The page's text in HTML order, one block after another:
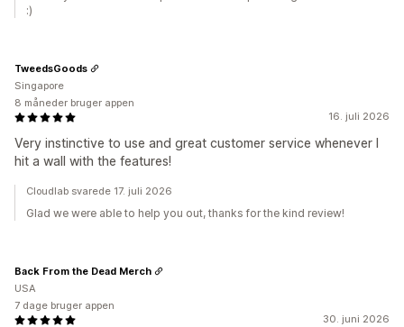
:)
16. juli 2026
Very instinctive to use and great customer service whenever I
hit a wall with the features!
TweedsGoods
Singapore
8 måneder bruger appen
Cloudlab svarede 17. juli 2026
Glad we were able to help you out, thanks for the kind review!
30. juni 2026
Back From the Dead Merch
USA
7 dage bruger appen